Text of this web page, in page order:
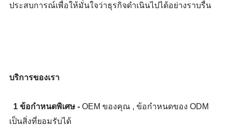
ประสบการณ์เพื่อให้มั่นใจว่าธุรกิจดำเนินไปได้อย่างราบรื่น
บริการของเรา
1 ข้อกำหนดพิเศษ - OEM ของคุณ , ข้อกำหนดของ ODM
เป็นสิ่งที่ยอมรับได้